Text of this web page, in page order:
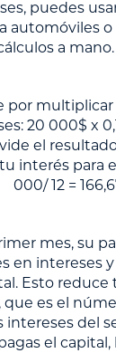
puedes
automóviles o
a mano.
por multiplicar
20 000$ x
el
interés para
000/ 12 =
mes, su
en intereses y
Esto reduce
que es el
intereses del
el capital,